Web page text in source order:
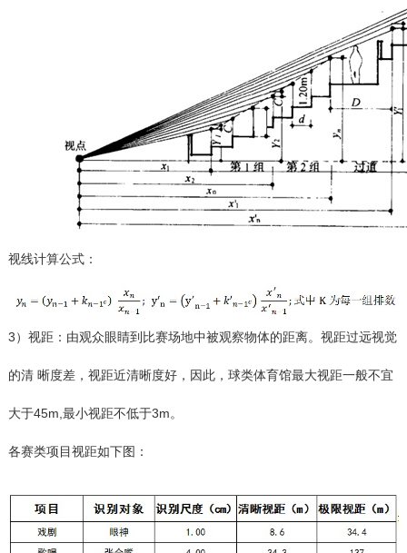
视线计算公式：
3）视距：由观众眼睛到比赛场地中被观察物体的距离。视距过远视觉
的清 晰度差，视距近清晰度好，因此，球类体育馆最大视距一般不宜
大于45m,最小视距不低于3m。
各赛类项目视距如下图：